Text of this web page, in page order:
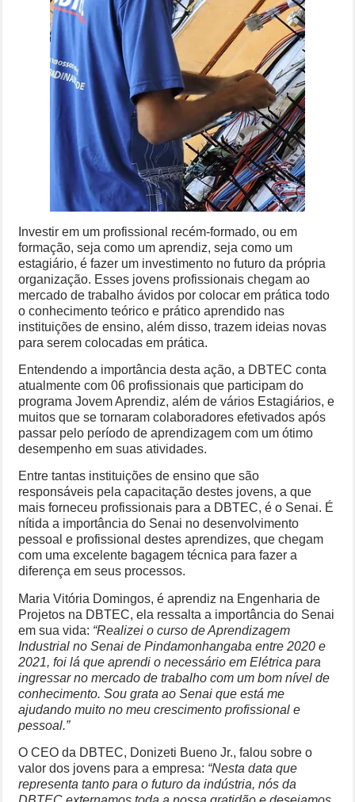
Investir em um profissional recém-formado, ou em
formação, seja como um aprendiz, seja como um
estagiário, é fazer um investimento no futuro da própria
organização. Esses jovens profissionais chegam ao
mercado de trabalho ávidos por colocar em prática todo
o conhecimento teórico e prático aprendido nas
instituições de ensino, além disso, trazem ideias novas
para serem colocadas em prática.
Entendendo a importância desta ação, a DBTEC conta
atualmente com 06 profissionais que participam do
programa Jovem Aprendiz, além de vários Estagiários, e
muitos que se tornaram colaboradores efetivados após
passar pelo período de aprendizagem com um ótimo
desempenho em suas atividades.
Entre tantas instituições de ensino que são
responsáveis pela capacitação destes jovens, a que
mais forneceu profissionais para a DBTEC, é o Senai. É
nítida a importância do Senai no desenvolvimento
pessoal e profissional destes aprendizes, que chegam
com uma excelente bagagem técnica para fazer a
diferença em seus processos.
Maria Vitória Domingos, é aprendiz na Engenharia de
Projetos na DBTEC, ela ressalta a importância do Senai
em sua vida: “Realizei o curso de Aprendizagem
Industrial no Senai de Pindamonhangaba entre 2020 e
2021, foi lá que aprendi o necessário em Elétrica para
ingressar no mercado de trabalho com um bom nível de
conhecimento. Sou grata ao Senai que está me
ajudando muito no meu crescimento profissional e
pessoal.”
O CEO da DBTEC, Donizeti Bueno Jr., falou sobre o
valor dos jovens para a empresa: “Nesta data que
representa tanto para o futuro da indústria, nós da